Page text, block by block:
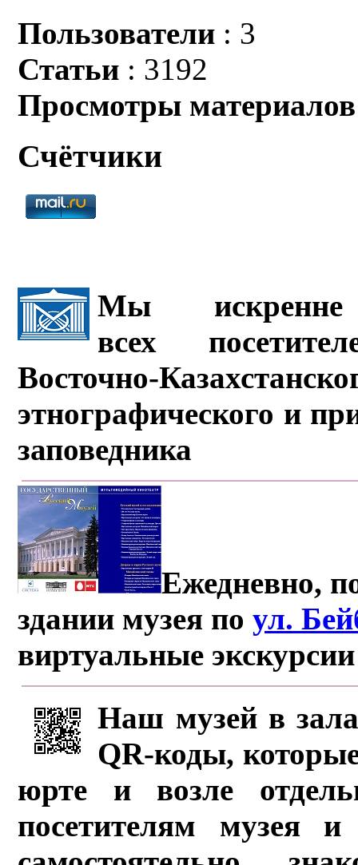
Пользователи : 3
Статьи : 3192
Просмотры материалов
Счётчики
Мы искренне
всех
Восточно-
этнографического и
заповедника
Ежедневно,
здании музея поул.
виртуальные
Наш музей в
QR-коды,
юрте и возле
посетителям музея и